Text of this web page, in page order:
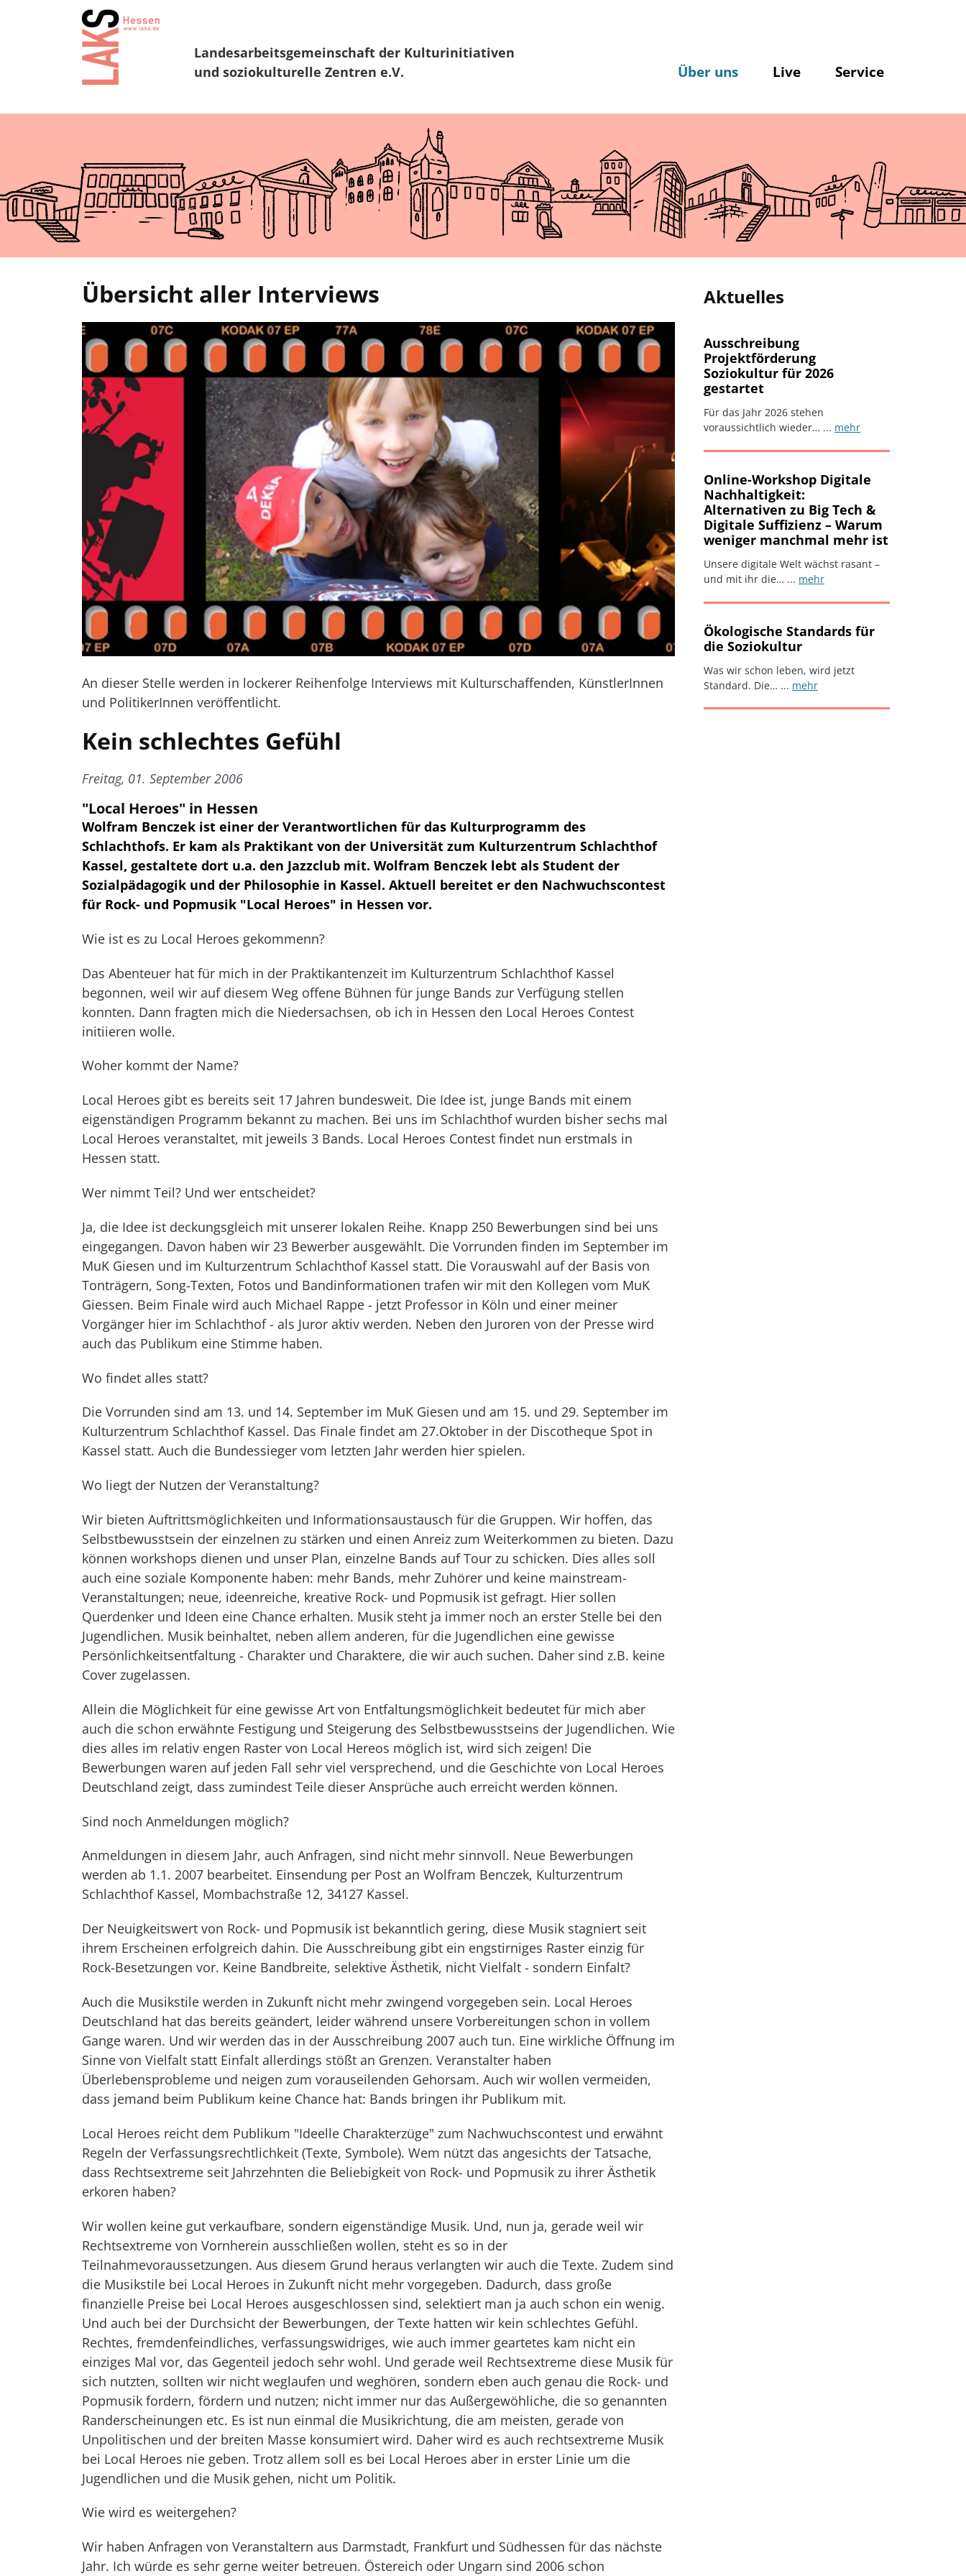
Landesarbeitsgemeinschaft der Kulturinitiativen
und soziokulturelle Zentren e.V.
Über uns Live Service
Übersicht aller Interviews
An dieser Stelle werden in lockerer Reihenfolge Interviews mit Kulturschaffenden, KünstlerInnen
und PolitikerInnen veröffentlicht.
Kein schlechtes Gefühl
Freitag, 01. September 2006
"Local Heroes" in Hessen
Wolfram Benczek ist einer der Verantwortlichen für das Kulturprogramm des
Schlachthofs. Er kam als Praktikant von der Universität zum Kulturzentrum Schlachthof
Kassel, gestaltete dort u.a. den Jazzclub mit. Wolfram Benczek lebt als Student der
Sozialpädagogik und der Philosophie in Kassel. Aktuell bereitet er den Nachwuchscontest
für Rock- und Popmusik "Local Heroes" in Hessen vor.
Wie ist es zu Local Heroes gekommenn?
Das Abenteuer hat für mich in der Praktikantenzeit im Kulturzentrum Schlachthof Kassel
begonnen, weil wir auf diesem Weg offene Bühnen für junge Bands zur Verfügung stellen
konnten. Dann fragten mich die Niedersachsen, ob ich in Hessen den Local Heroes Contest
initiieren wolle.
Woher kommt der Name?
Local Heroes gibt es bereits seit 17 Jahren bundesweit. Die Idee ist, junge Bands mit einem
eigenständigen Programm bekannt zu machen. Bei uns im Schlachthof wurden bisher sechs mal
Local Heroes veranstaltet, mit jeweils 3 Bands. Local Heroes Contest findet nun erstmals in
Hessen statt.
Wer nimmt Teil? Und wer entscheidet?
Ja, die Idee ist deckungsgleich mit unserer lokalen Reihe. Knapp 250 Bewerbungen sind bei uns
eingegangen. Davon haben wir 23 Bewerber ausgewählt. Die Vorrunden finden im September im
MuK Giesen und im Kulturzentrum Schlachthof Kassel statt. Die Vorauswahl auf der Basis von
Tonträgern, Song-Texten, Fotos und Bandinformationen trafen wir mit den Kollegen vom MuK
Giessen. Beim Finale wird auch Michael Rappe - jetzt Professor in Köln und einer meiner
Vorgänger hier im Schlachthof - als Juror aktiv werden. Neben den Juroren von der Presse wird
auch das Publikum eine Stimme haben.
Wo findet alles statt?
Die Vorrunden sind am 13. und 14. September im MuK Giesen und am 15. und 29. September im
Kulturzentrum Schlachthof Kassel. Das Finale findet am 27.Oktober in der Discotheque Spot in
Kassel statt. Auch die Bundessieger vom letzten Jahr werden hier spielen.
Wo liegt der Nutzen der Veranstaltung?
Wir bieten Auftrittsmöglichkeiten und Informationsaustausch für die Gruppen. Wir hoffen, das
Selbstbewusstsein der einzelnen zu stärken und einen Anreiz zum Weiterkommen zu bieten. Dazu
können workshops dienen und unser Plan, einzelne Bands auf Tour zu schicken. Dies alles soll
auch eine soziale Komponente haben: mehr Bands, mehr Zuhörer und keine mainstream-
Veranstaltungen; neue, ideenreiche, kreative Rock- und Popmusik ist gefragt. Hier sollen
Querdenker und Ideen eine Chance erhalten. Musik steht ja immer noch an erster Stelle bei den
Jugendlichen. Musik beinhaltet, neben allem anderen, für die Jugendlichen eine gewisse
Persönlichkeitsentfaltung - Charakter und Charaktere, die wir auch suchen. Daher sind z.B. keine
Cover zugelassen.
Allein die Möglichkeit für eine gewisse Art von Entfaltungsmöglichkeit bedeutet für mich aber
auch die schon erwähnte Festigung und Steigerung des Selbstbewusstseins der Jugendlichen. Wie
dies alles im relativ engen Raster von Local Hereos möglich ist, wird sich zeigen! Die
Bewerbungen waren auf jeden Fall sehr viel versprechend, und die Geschichte von Local Heroes
Deutschland zeigt, dass zumindest Teile dieser Ansprüche auch erreicht werden können.
Sind noch Anmeldungen möglich?
Anmeldungen in diesem Jahr, auch Anfragen, sind nicht mehr sinnvoll. Neue Bewerbungen
werden ab 1.1. 2007 bearbeitet. Einsendung per Post an Wolfram Benczek, Kulturzentrum
Schlachthof Kassel, Mombachstraße 12, 34127 Kassel.
Der Neuigkeitswert von Rock- und Popmusik ist bekanntlich gering, diese Musik stagniert seit
ihrem Erscheinen erfolgreich dahin. Die Ausschreibung gibt ein engstirniges Raster einzig für
Rock-Besetzungen vor. Keine Bandbreite, selektive Ästhetik, nicht Vielfalt - sondern Einfalt?
Auch die Musikstile werden in Zukunft nicht mehr zwingend vorgegeben sein. Local Heroes
Deutschland hat das bereits geändert, leider während unsere Vorbereitungen schon in vollem
Gange waren. Und wir werden das in der Ausschreibung 2007 auch tun. Eine wirkliche Öffnung im
Sinne von Vielfalt statt Einfalt allerdings stößt an Grenzen. Veranstalter haben
Überlebensprobleme und neigen zum vorauseilenden Gehorsam. Auch wir wollen vermeiden,
dass jemand beim Publikum keine Chance hat: Bands bringen ihr Publikum mit.
Local Heroes reicht dem Publikum "Ideelle Charakterzüge" zum Nachwuchscontest und erwähnt
Regeln der Verfassungsrechtlichkeit (Texte, Symbole). Wem nützt das angesichts der Tatsache,
dass Rechtsextreme seit Jahrzehnten die Beliebigkeit von Rock- und Popmusik zu ihrer Ästhetik
erkoren haben?
Wir wollen keine gut verkaufbare, sondern eigenständige Musik. Und, nun ja, gerade weil wir
Rechtsextreme von Vornherein ausschließen wollen, steht es so in der
Teilnahmevoraussetzungen. Aus diesem Grund heraus verlangten wir auch die Texte. Zudem sind
die Musikstile bei Local Heroes in Zukunft nicht mehr vorgegeben. Dadurch, dass große
finanzielle Preise bei Local Heroes ausgeschlossen sind, selektiert man ja auch schon ein wenig.
Und auch bei der Durchsicht der Bewerbungen, der Texte hatten wir kein schlechtes Gefühl.
Rechtes, fremdenfeindliches, verfassungswidriges, wie auch immer geartetes kam nicht ein
einziges Mal vor, das Gegenteil jedoch sehr wohl. Und gerade weil Rechtsextreme diese Musik für
sich nutzten, sollten wir nicht weglaufen und weghören, sondern eben auch genau die Rock- und
Popmusik fordern, fördern und nutzen; nicht immer nur das Außergewöhliche, die so genannten
Randerscheinungen etc. Es ist nun einmal die Musikrichtung, die am meisten, gerade von
Unpolitischen und der breiten Masse konsumiert wird. Daher wird es auch rechtsextreme Musik
bei Local Heroes nie geben. Trotz allem soll es bei Local Heroes aber in erster Linie um die
Jugendlichen und die Musik gehen, nicht um Politik.
Wie wird es weitergehen?
Wir haben Anfragen von Veranstaltern aus Darmstadt, Frankfurt und Südhessen für das nächste
Jahr. Ich würde es sehr gerne weiter betreuen. Östereich oder Ungarn sind 2006 schon
Aktuelles
Ausschreibung
Projektförderung
Soziokultur für 2026
gestartet
Für das Jahr 2026 stehen
voraussichtlich wieder… ... mehr
Online-Workshop Digitale
Nachhaltigkeit:
Alternativen zu Big Tech &
Digitale Suffizienz – Warum
weniger manchmal mehr ist
Unsere digitale Welt wächst rasant –
und mit ihr die… ... mehr
Ökologische Standards für
die Soziokultur
Was wir schon leben, wird jetzt
Standard. Die… ... mehr